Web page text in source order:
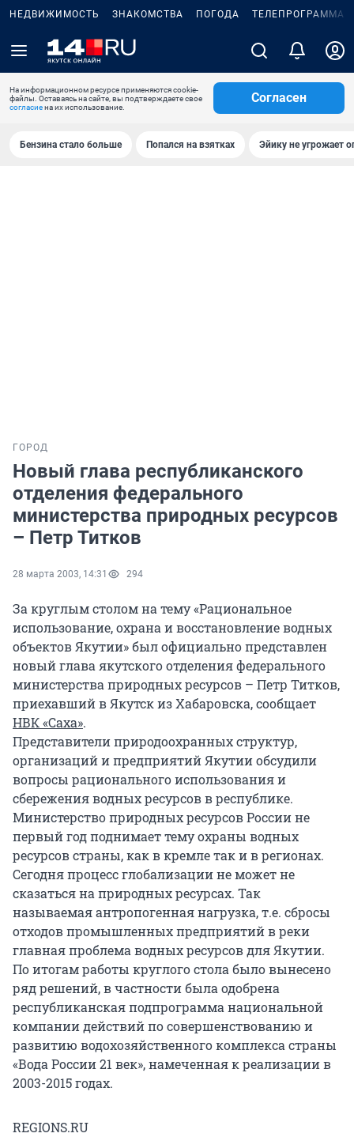
НЕДВИЖИМОСТЬ ЗНАКОМСТВА ПОГОДА ТЕЛЕПРОГРАММА
На информационном ресурсе применяются cookie-
файлы. Оставаясь на сайте, вы подтверждаете свое
согласиена их использование.
Согласен
Бензина стало больше Попался на взятках Эйику не угрожает
ГОРОД
Новый глава республиканского
отделения федерального
министерства природных ресурсов
– Петр Титков
28 марта 2003, 14:31 294
За круглым столом на тему «Рациональное
использование, охрана и восстановление водных
объектов Якутии» был официально представлен
новый глава якутского отделения федерального
министерства природных ресурсов – Петр Титков,
приехавший в Якутск из Хабаровска, сообщает
НВК «Саха».
Представители природоохранных структур,
организаций и предприятий Якутии обсудили
вопросы рационального использования и
сбережения водных ресурсов в республике.
Министерство природных ресурсов России не
первый год поднимает тему охраны водных
ресурсов страны, как в кремле так и в регионах.
Сегодня процесс глобализации не может не
сказаться на природных ресурсах. Так
называемая антропогенная нагрузка, т.е. сбросы
отходов промышленных предприятий в реки
главная проблема водных ресурсов для Якутии.
По итогам работы круглого стола было вынесено
ряд решений, в частности была одобрена
республиканская подпрограмма национальной
компании действий по совершенствованию и
развитию водохозяйственного комплекса страны
«Вода России 21 век», намеченная к реализации в
2003-2015 годах.
REGIONS.RU